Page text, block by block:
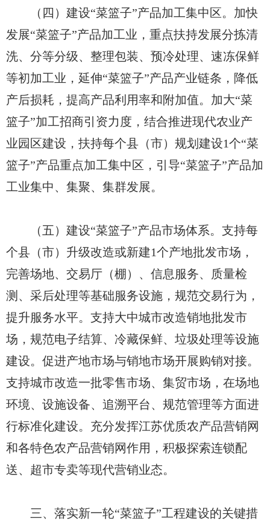
（四）建设“菜篮子”产品加工集中区。加快
发展“菜篮子”产品加工业，重点扶持发展分拣清
洗、分等分级、整理包装、预冷处理、速冻保鲜
等初加工业，延伸“菜篮子”产品产业链条，降低
产后损耗，提高产品利用率和附加值。加大“菜
篮子”加工招商引资力度，结合推进现代农业产
业园区建设，扶持每个县（市）规划建设1个“菜
篮子”产品重点加工集中区，引导“菜篮子”产品加
工业集中、集聚、集群发展。
（五）建设“菜篮子”产品市场体系。支持每
个县（市）升级改造或新建1个产地批发市场，
完善场地、交易厅（棚）、信息服务、质量检
测、采后处理等基础服务设施，规范交易行为，
提升服务水平。支持大中城市改造销地批发市
场，规范电子结算、冷藏保鲜、垃圾处理等设施
建设。促进产地市场与销地市场开展购销对接。
支持城市改造一批零售市场、集贸市场，在场地
环境、设施设备、追溯平台、规范管理等方面进
行标准化建设。充分发挥江苏优质农产品营销网
和各特色农产品营销网作用，积极探索连锁配
送、超市专卖等现代营销业态。
三、落实新一轮“菜篮子”工程建设的关键措